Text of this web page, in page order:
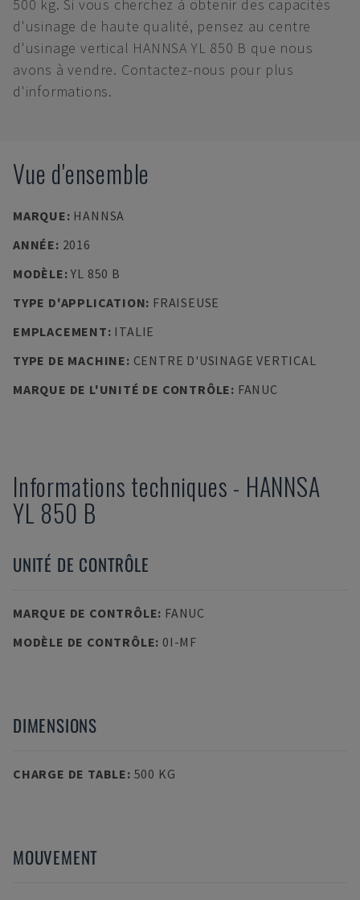
500 kg. Si vous cherchez à obtenir des capacités
d'usinage de haute qualité, pensez au centre
d'usinage vertical HANNSA YL 850 B que nous
avons à vendre. Contactez-nous pour plus
d'informations.
Vue d'ensemble
MARQUE: HANNSA
ANNÉE: 2016
MODÈLE:YL 850 B
TYPE D'APPLICATION: FRAISEUSE
EMPLACEMENT: ITALIE
TYPE DE MACHINE: CENTRE D'USINAGE VERTICAL
MARQUE DE L'UNITÉ DE CONTRÔLE: FANUC
Informations techniques - HANNSA
YL 850 B
UNITÉ DE CONTRÔLE
MARQUE DE CONTRÔLE: FANUC
MODÈLE DE CONTRÔLE: 0I-MF
DIMENSIONS
CHARGE DE TABLE: 500 KG
MOUVEMENT